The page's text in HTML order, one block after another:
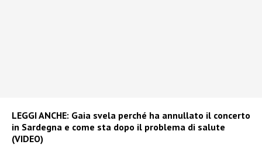
LEGGI ANCHE: Gaia svela perché ha annullato il concerto
in Sardegna e come sta dopo il problema di salute
(VIDEO)